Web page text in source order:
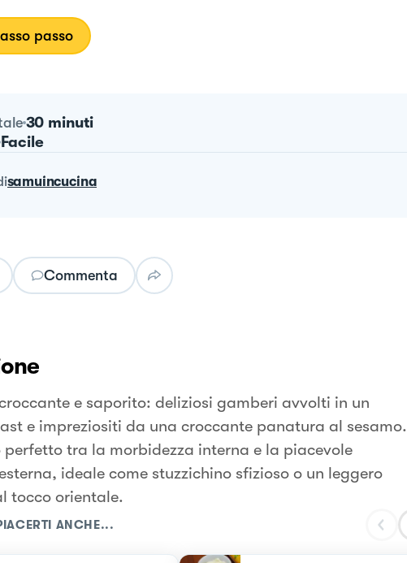
passo
30 minuti
Facile
samuincucina
Commenta
e saporito: deliziosi gamberi avvolti in un
e impreziositi da una croccante panatura al sesamo.
perfetto tra la morbidezza interna e la piacevole
ideale come stuzzichino sfizioso o un leggero
tocco orientale.
ANCHE...